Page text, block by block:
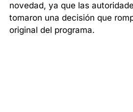
novedad, ya que las
tomaron una decisión que
original del programa.